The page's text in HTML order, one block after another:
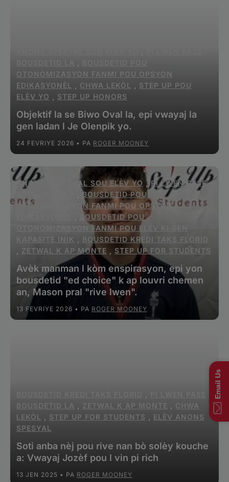
OTONÒMIZASYON FANMI POU OPSYON
EDIKASYONÈL
CHWA LEKÒL
STEP UP POU
ELÈV YO
STEP UP HONORS
Objektif la se Biwo Oval la, epi vwayaj la
gen ladan l Je Olenpik yo.
24 FEVRIYE 2026 • PA ROGER MOONEY
ANONS ESPESYAL SOU ELÈV YO ,PI LWEN PASE
BOUSDETID POU
OTONÒMIZASYON FANMI POU OPSYON
BOUSDETID POU
OTONÒMIZASYON FANMI POU ELÈV KI GEN
KAPASITE INIK
BOUSDETID KREDI TAKS FLORID
ZETWAL K AP MONTE STEP UP FOR STUDENTS
Avèk manman l kòm enspirasyon, epi yon
bousdetid "ed choice" k ap louvri chemen
an, Mason pral "rive lwen".
13 FEVRIYE 2026 • PA ROGER MOONEY
BOUSDETID LA
ZETWAL K AP MONTE
CHWA
LEKÒL
STEP UP FOR STUDENTS
ELÈV ANONS
SPESYAL
Soti anba nèj pou rive nan bò solèy kouche
a: Vwayaj Jozèf pou l vin pi rich
13 JEN 2025 • PA ROGER MOONEY
Email Us